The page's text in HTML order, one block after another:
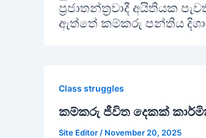
ප්‍රජාතන්ත්‍රවාදී අයිතියක
ඇත්තේ කම්කරු පන්තිය
Class struggles
කම්කරු ජීවිත දෙකක්
Site Editor / November 20, 2025